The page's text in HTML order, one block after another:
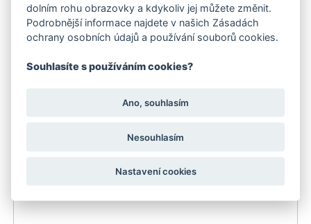
280 Kč
Doporučujeme
Skladem
dolním rohu obrazovky a kdykoliv jej můžete změnit.
Podrobnější informace najdete v našich Zásadách
ochrany osobních údajů a používání souborů cookies.
Souhlasíte s používáním cookies?
Ano, souhlasím
Nesouhlasím
Nastavení cookies